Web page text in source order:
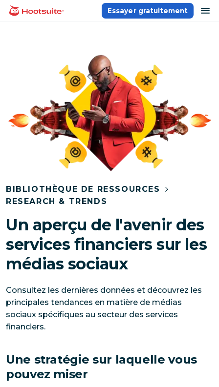
Aller
Accueil
Essayer gratuitement
BIBLIOTHÈQUE DE RESSOURCES
RESEARCH & TRENDS
Un aperçu de l'avenir des
services financiers sur les
médias sociaux
Consultez les dernières données et découvrez les
principales tendances en matière de médias
sociaux spécifiques au secteur des services
financiers.
Une stratégie sur laquelle vous
pouvez miser